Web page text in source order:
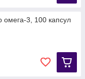
3, 100 капсул